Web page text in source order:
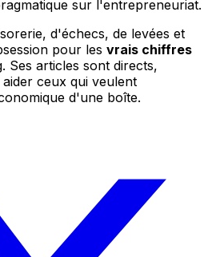
sur l'entrepreneuriat.
d'échecs, de levées et
pour les vrais chiffres
Ses articles sont directs,
ceux qui veulent
d'une boîte.